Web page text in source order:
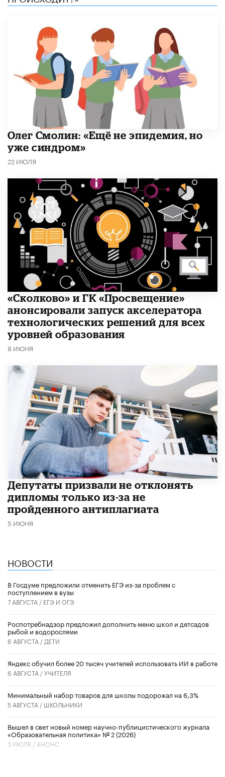
​Олег Смолин: «Ещё не эпидемия, но
уже синдром»
22 ИЮЛЯ
«Сколково» и ГК «Просвещение»
анонсировали запуск акселератора
технологических решений для всех
уровней образования
8 ИЮНЯ
Депутаты призвали не отклонять
дипломы только из-за не
пройденного антиплагиата
5 ИЮНЯ
НОВОСТИ
В Госдуме предложили отменить ЕГЭ из-за проблем с
поступлением в вузы
7 АВГУСТА / ЕГЭ И ОГЭ
Роспотребнадзор предложил дополнить меню школ и детсадов
рыбой и водорослями
6 АВГУСТА / ДЕТИ
​Яндекс обучил более 20 тысяч учителей использовать ИИ в работе
6 АВГУСТА /УЧИТЕЛЯ
Минимальный набор товаров для школы подорожал на 6,3%
5 АВГУСТА / ШКОЛЬНИКИ
Вышел в свет новый номер научно-публицистического журнала
«Образовательная политика» № 2 (2026)
3 ИЮЛЯ / АНОНС